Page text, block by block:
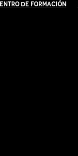
de Formación